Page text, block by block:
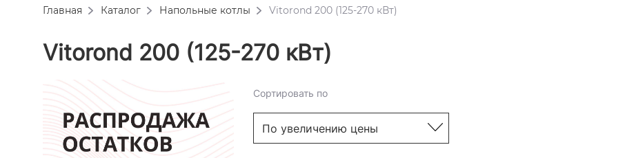
Главная Каталог Напольные котлы Vitorond 200 (125-270 кВт)
Vitorond 200 (125-270 кВт)
Сортировать по